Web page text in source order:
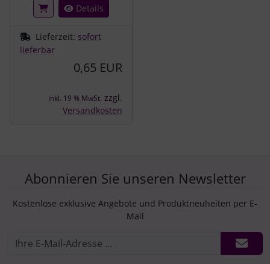
Details
Lieferzeit: sofort
lieferbar
0,65 EUR
inkl. 19 % MwSt. zzgl.
Versandkosten
Abonnieren Sie unseren Newsletter
Kostenlose exklusive Angebote und Produktneuheiten per E-
Mail